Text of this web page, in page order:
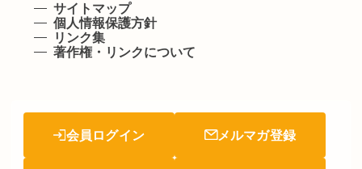
会員ログイン メルマガ登録
サイトマップ
個人情報保護方針
リンク集
著作権・リンクについて